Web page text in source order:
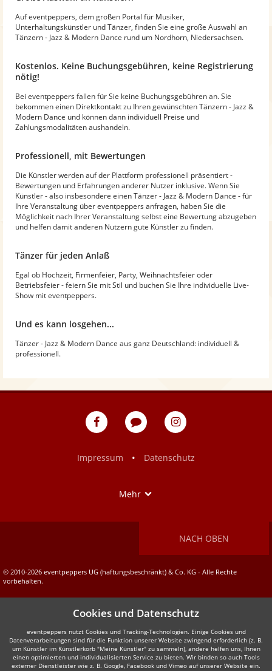
Auf eventpeppers, dem großen Portal für Musiker,
Unterhaltungskünstler und Tänzer, finden Sie eine große Auswahl an
Tänzern - Jazz & Modern Dance rund um Nordhorn, Niedersachsen.
Kostenlos. Keine Buchungsgebühren, keine Registrierung
nötig!
Bei eventpeppers fallen für Sie keine Buchungsgebühren an. Sie
bekommen einen Direktkontakt zu Ihren gewünschten Tänzern - Jazz &
Modern Dance und können dann individuell Preise und
Zahlungsmodalitäten aushandeln.
Professionell, mit Bewertungen
Die Künstler werden auf der Plattform professionell präsentiert -
Bewertungen und Erfahrungen anderer Nutzer inklusive. Wenn Sie
Künstler - also insbesondere einen Tänzer - Jazz & Modern Dance - für
Ihre Veranstaltung über eventpeppers anfragen, haben Sie die
Möglichkeit nach Ihrer Veranstaltung selbst eine Bewertung abzugeben
und helfen damit anderen Nutzern gute Künstler zu finden.
Tänzer für jeden Anlaß
Egal ob Hochzeit, Firmenfeier, Party, Weihnachtsfeier oder
Betriebsfeier - feiern Sie mit Stil und buchen Sie Ihre individuelle Live-
Show mit eventpeppers.
Und es kann losgehen...
Tänzer - Jazz & Modern Dance aus ganz Deutschland: individuell &
professionell.
eventpeppers
Blog
eventpeppers
Impressum
• Datenschutz
Mehr
NACH OBEN
© 2010-2026 eventpeppers UG (haftungsbeschränkt) & Co. KG - Alle Rechte
vorbehalten.
Cookies und Datenschutz
eventpeppers nutzt Cookies und Tracking-Technologien. Einige Cookies und
Datenverarbeitungen sind für die Funktion unserer Website zwingend erforderlich (z. B.
um Künstler im Künstlerkorb "Meine Künstler" zu sammeln), andere helfen uns, Ihnen
einen optimierten und individualisierten Service zu bieten. Wir binden so auch Tools
externer Dienstleister wie z. B. Google, Facebook und Vimeo auf unserer Website ein.